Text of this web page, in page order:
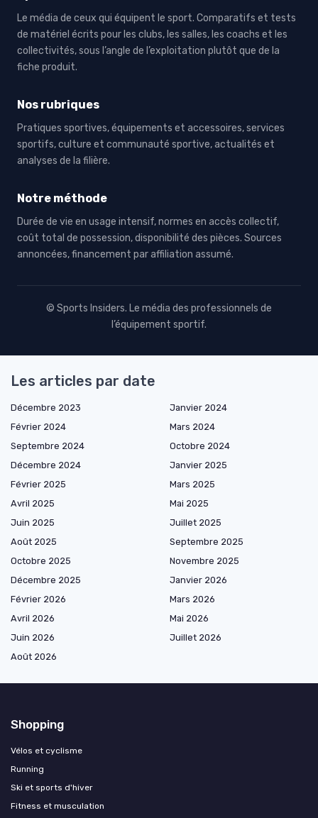
Le média de ceux qui équipent le sport. Comparatifs et tests
de matériel écrits pour les clubs, les salles, les coachs et les
collectivités, sous l’angle de l’exploitation plutôt que de la
fiche produit.
Nos rubriques
Pratiques sportives, équipements et accessoires, services
sportifs, culture et communauté sportive, actualités et
analyses de la filière.
Notre méthode
Durée de vie en usage intensif, normes en accès collectif,
coût total de possession, disponibilité des pièces. Sources
annoncées, financement par affiliation assumé.
© Sports Insiders. Le média des professionnels de
l’équipement sportif.
Les articles par date
Décembre 2023
Janvier 2024
Février 2024
Mars 2024
Septembre 2024
Octobre 2024
Décembre 2024
Janvier 2025
Février 2025
Mars 2025
Avril 2025
Mai 2025
Juin 2025
Juillet 2025
Août 2025
Septembre 2025
Octobre 2025
Novembre 2025
Décembre 2025
Janvier 2026
Février 2026
Mars 2026
Avril 2026
Mai 2026
Juin 2026
Juillet 2026
Août 2026
Shopping
Vélos et cyclisme
Running
Ski et sports d'hiver
Fitness et musculation